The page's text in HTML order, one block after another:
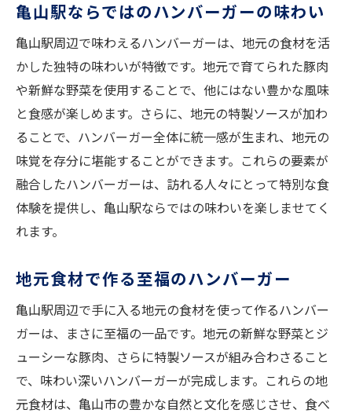
亀山駅ならではのハンバーガーの味わい
亀山駅周辺で味わえるハンバーガーは、地元の食材を活
かした独特の味わいが特徴です。地元で育てられた豚肉
や新鮮な野菜を使用することで、他にはない豊かな風味
と食感が楽しめます。さらに、地元の特製ソースが加わ
ることで、ハンバーガー全体に統一感が生まれ、地元の
味覚を存分に堪能することができます。これらの要素が
融合したハンバーガーは、訪れる人々にとって特別な食
体験を提供し、亀山駅ならではの味わいを楽しませてく
れます。
地元食材で作る至福のハンバーガー
亀山駅周辺で手に入る地元の食材を使って作るハンバー
ガーは、まさに至福の一品です。地元の新鮮な野菜とジ
ューシーな豚肉、さらに特製ソースが組み合わさること
で、味わい深いハンバーガーが完成します。これらの地
元食材は、亀山市の豊かな自然と文化を感じさせ、食べ